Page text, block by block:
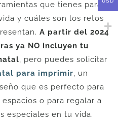
que tienes para
y cuáles son los retos
A partir del 2024
ya NO incluyen tu
, pero puedes solicitar
para imprimir, un
que es perfecto para
o para regalar a
especiales en tu vida.